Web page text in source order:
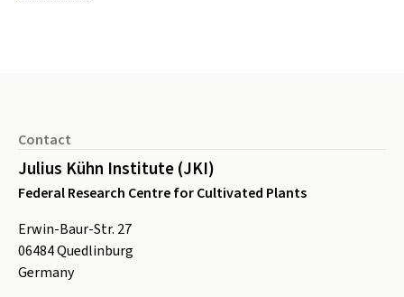
Contact
Julius Kühn Institute (JKI)
Federal Research Centre for Cultivated Plants
Erwin-Baur-Str. 27
06484Quedlinburg
Germany